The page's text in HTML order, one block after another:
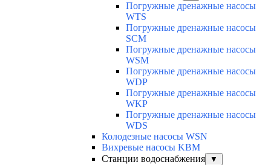
Погружные дренажные насосы
WTS
Погружные дренажные насосы
SCM
Погружные дренажные насосы
WSM
Погружные дренажные насосы
WDP
Погружные дренажные насосы
WKP
Погружные дренажные насосы
WDS
Колодезные насосы WSN
Вихревые насосы KBM
Станции водоснабжения
▼